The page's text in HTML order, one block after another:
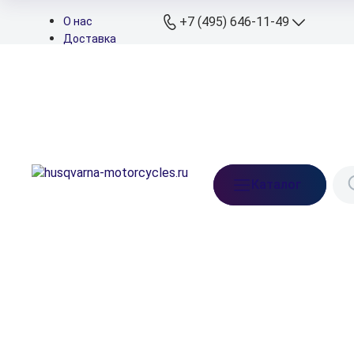
О нас
Доставка
+7 (495) 646-11-49
info@husqvarna-
motorcycles.ru